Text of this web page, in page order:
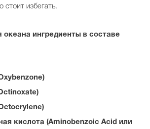
стоит избегать.
океана ингредиенты в составе
кислота (Aminobenzoic Acid или